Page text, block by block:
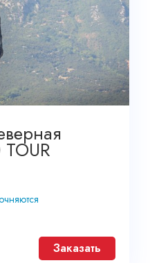
Заказать